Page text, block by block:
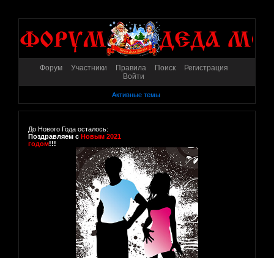
Форум Участники Правила Поиск
Регистрация
Войти
Активные темы
До Нового Года осталось:
Поздравляем с Новым 2021
годом!!!